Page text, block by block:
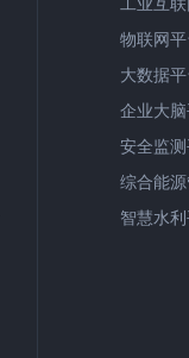
物联网
大数据
企业大
安全监
综合能
智慧水